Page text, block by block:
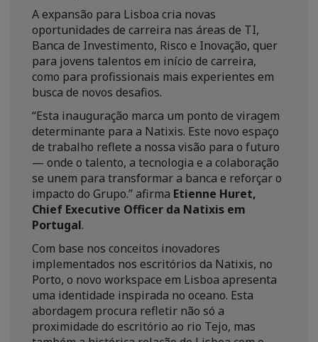
A expansão para Lisboa cria novas
oportunidades de carreira nas áreas de TI,
Banca de Investimento, Risco e Inovação, quer
para jovens talentos em início de carreira,
como para profissionais mais experientes em
busca de novos desafios.
“Esta inauguração marca um ponto de viragem
determinante para a Natixis. Este novo espaço
de trabalho reflete a nossa visão para o futuro
— onde o talento, a tecnologia e a colaboração
se unem para transformar a banca e reforçar o
impacto do Grupo.’’ afirma Etienne Huret,
Chief Executive Officer da Natixis em
Portugal.
Com base nos conceitos inovadores
implementados nos escritórios da Natixis, no
Porto, o novo workspace em Lisboa apresenta
uma identidade inspirada no oceano. Esta
abordagem procura refletir não só a
proximidade do escritório ao rio Tejo, mas